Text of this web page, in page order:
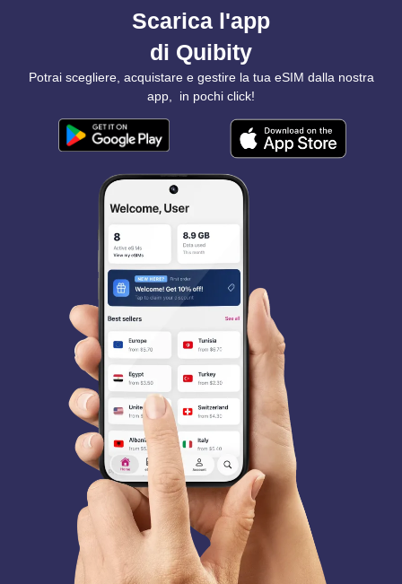
Scarica l'app
di Quibity
Potrai scegliere, acquistare e gestire la tua eSIM dalla nostra
app, in pochi click!